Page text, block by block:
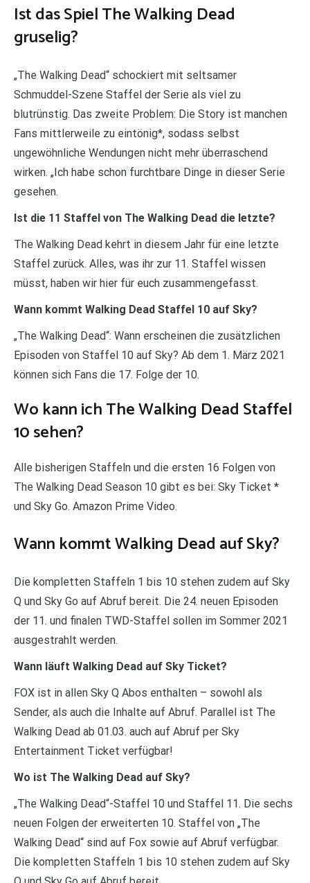
Ist das Spiel The Walking Dead
gruselig?
„The Walking Dead“ schockiert mit seltsamer
Schmuddel-Szene Staffel der Serie als viel zu
blutrünstig. Das zweite Problem: Die Story ist manchen
Fans mittlerweile zu eintönig*, sodass selbst
ungewöhnliche Wendungen nicht mehr überraschend
wirken. „Ich habe schon furchtbare Dinge in dieser Serie
gesehen.
Ist die 11 Staffel von The Walking Dead die letzte?
The Walking Dead kehrt in diesem Jahr für eine letzte
Staffel zurück. Alles, was ihr zur 11. Staffel wissen
müsst, haben wir hier für euch zusammengefasst.
Wann kommt Walking Dead Staffel 10 auf Sky?
„The Walking Dead“: Wann erscheinen die zusätzlichen
Episoden von Staffel 10 auf Sky? Ab dem 1. März 2021
können sich Fans die 17. Folge der 10.
Wo kann ich The Walking Dead Staffel
10 sehen?
Alle bisherigen Staffeln und die ersten 16 Folgen von
The Walking Dead Season 10 gibt es bei: Sky Ticket *
und Sky Go. Amazon Prime Video.
Wann kommt Walking Dead auf Sky?
Die kompletten Staffeln 1 bis 10 stehen zudem auf Sky
Q und Sky Go auf Abruf bereit. Die 24. neuen Episoden
der 11. und finalen TWD-Staffel sollen im Sommer 2021
ausgestrahlt werden.
Wann läuft Walking Dead auf Sky Ticket?
FOX ist in allen Sky Q Abos enthalten – sowohl als
Sender, als auch die Inhalte auf Abruf. Parallel ist The
Walking Dead ab 01.03. auch auf Abruf per Sky
Entertainment Ticket verfügbar!
Wo ist The Walking Dead auf Sky?
„The Walking Dead“-Staffel 10 und Staffel 11. Die sechs
neuen Folgen der erweiterten 10. Staffel von „The
Walking Dead“ sind auf Fox sowie auf Abruf verfügbar.
Die kompletten Staffeln 1 bis 10 stehen zudem auf Sky